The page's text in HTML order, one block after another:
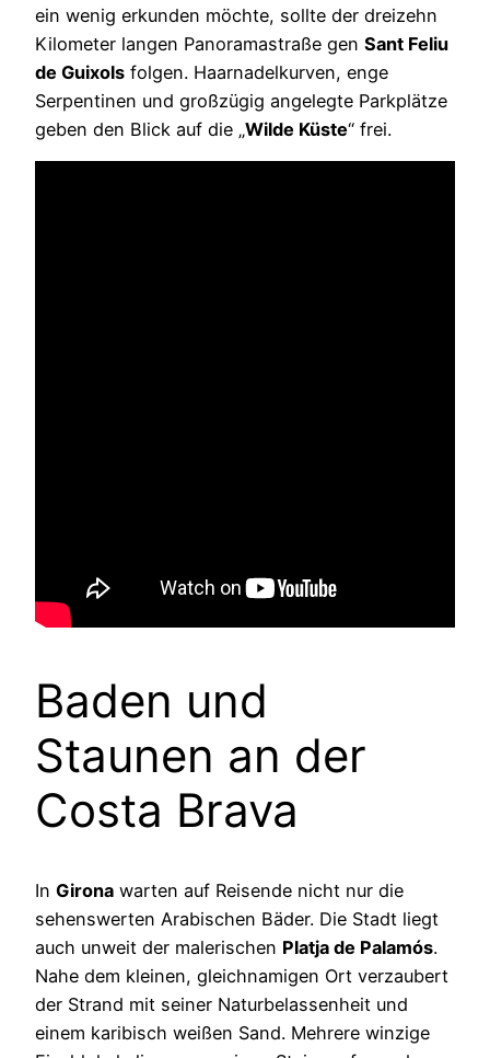
ein wenig erkunden möchte, sollte der dreizehn
Kilometer langen Panoramastraße gen Sant Feliu
de Guixols folgen. Haarnadelkurven, enge
Serpentinen und großzügig angelegte Parkplätze
geben den Blick auf die „Wilde Küste“ frei.
Baden und
Staunen an der
Costa Brava
In Girona warten auf Reisende nicht nur die
sehenswerten Arabischen Bäder. Die Stadt liegt
auch unweit der malerischen Platja de Palamós.
Nahe dem kleinen, gleichnamigen Ort verzaubert
der Strand mit seiner Naturbelassenheit und
einem karibisch weißen Sand. Mehrere winzige